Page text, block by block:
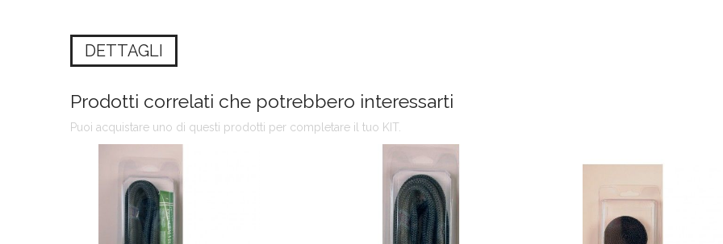
DETTAGLI
Prodotti correlati che potrebbero interessarti
Puoi acquistare uno di questi prodotti per completare il tuo KIT.